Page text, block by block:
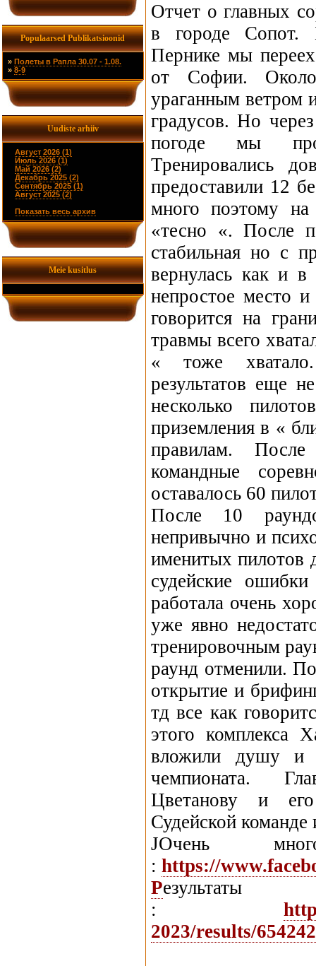
Populaarsed Publikatsioonid
» Полеты в Рапла 30.07 - 1.08.
» 8-9
Uudiste arhiiv
Август 2026 (1)
Июль 2026 (1)
Май 2026 (2)
Декабрь 2025 (2)
Сентябрь 2025 (1)
Август 2025 (2)
Показать весь архив
Meie kusitlus
Отчет о главных
в городе Сопот.
Пернике мы
от Софии.
ураганным ветром
градусов. Но
погоде мы
Тренировались
предоставили 12
много поэтому
«тесно «. После
стабильная но с
вернулась как и
непростое место и
говорится на
травмы всего
« тоже
результатов еще
несколько
приземления в «
правилам. После
командные
оставалось 60
После 10
непривычно и
именитых пилотов
судейские
работала очень
уже явно
тренировочным
раунд отменили.
открытие и
тд все как
этого
вложили душу и
чемпионата.
Цветанову и его
Судейской
JОчень
: https://
Р
:
2023/results/